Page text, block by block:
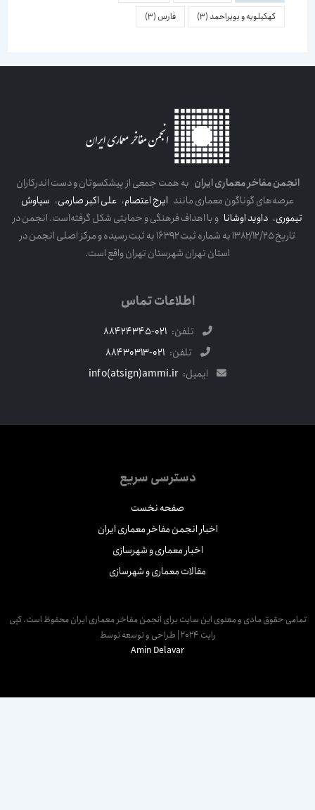
کهکیلویه و بویراحمد(3) فارس(3)
انجمن مفاخر معماری ایرانبه همت جمعی از پیشکسوتان و دست اندرکاران
عرصه‌های گوناگون معماری مانندایرج اعتصام،علی اکبر صارمی،سیاوش
تیموری،داوید اوشاناو با اهداف فرهنگی و حمایتی شکل گرفته‌است. انجمن در
تاریخ ۱۳۸۲/۱۲/۲۵ به شماره ثبت ۱۶۳۹۲ به ثبت رسیده و مرکز اصلی انجمن در
استان تهران شهرستان تهران واقع است.
اطلاعات تماس
تلفن: 021-88424345
تلفن: 021-88430313
ایمیل: info(atsign)ammi.ir
دسترسی سریع
صفحه نخست
اخبار انجمن مفاخر معماری ایران
اخبار معماری و شهرسازی
مقالات معماری و شهرسازی
حقوق مادی و معنوی این سایت برای انجمن مفاخر معماری ایران محفوظ است. کپی
رایت 2024 | طراحی و توسعه توسط
Amin Delavar